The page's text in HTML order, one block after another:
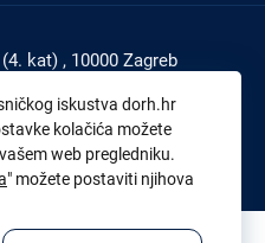
kat) , 10000 Zagreb
4591 888
4591 816
iskustva dorh.hr
kolačića možete
web pregledniku.
" možete postaviti njihova